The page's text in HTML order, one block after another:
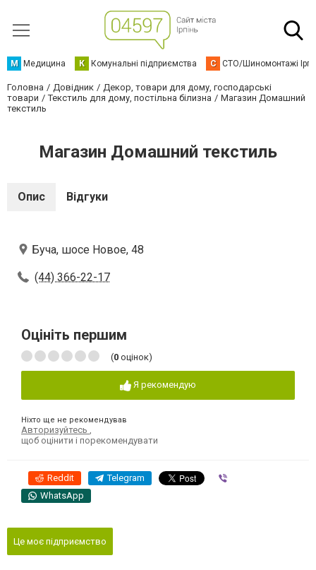
М Медицина К Комунальні підприємства С СТО/Шиномонтажі
Головна Довідник
Декор, товари для дому, господарські
товари
Текстиль для дому, постільна білизна
Магазин Домашний
текстиль
Магазин Домашний текстиль
Опис Відгуки
Буча, шосе Новое, 48
(44) 366-22-17
Оцініть першим
(0 оцінок)
Я рекомендую
Ніхто ще не рекомендував
Авторизуйтесь
щоб оцінити і порекомендувати
Reddit Telegram
WhatsApp
Це моє підприємство